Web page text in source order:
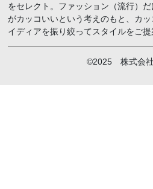
をセレクト。ファッション（流行）
がカッコいいという考えのもと、カ
イディアを振り絞ってスタイルをご提
©2025 株式会